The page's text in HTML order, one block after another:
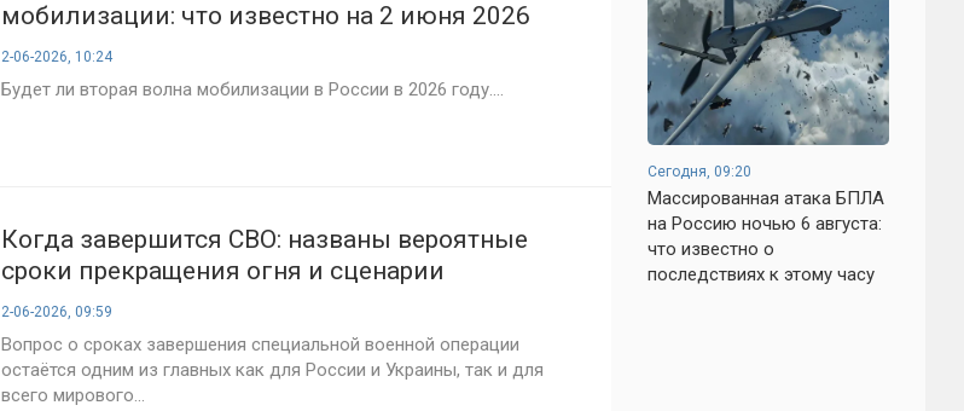
мобилизации: что известно на 2 июня 2026
года и почему эксперты не ждут новых
решений
2-06-2026, 10:24
Будет ли вторая волна мобилизации в России в 2026 году....
Когда завершится СВО: названы вероятные
сроки прекращения огня и сценарии
окончания конфликта — свежие новости на 2
июня 2026 года
2-06-2026, 09:59
Вопрос о сроках завершения специальной военной операции
остаётся одним из главных как для России и Украины, так и для
всего мирового...
Сегодня, 09:20
Массированная атака БПЛА
на Россию ночью 6 августа:
что известно о
последствиях к этому часу